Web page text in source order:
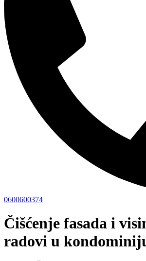
0600600374
Čišćenje fasada i
radovi u